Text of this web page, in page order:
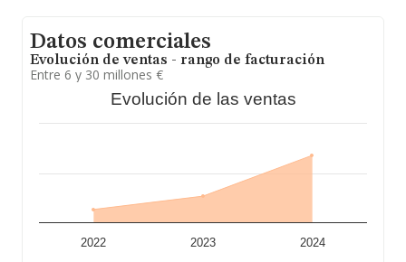
comercio al por menor y alquiler de aparatos
electrónicos, electrodomésticos y telecomunicaciones
para hospitales y centros sanitarios. Se ha posicionado
más abajo en el ranking de sectores frente al 2024, sin
embargo, frente al 2024, en el ranking nacional, de
experimentado una mejora.
Datos comerciales
Evolución de ventas - rango de facturación
Entre 6 y 30 millones €
Evolución de las ventas
2022 2023 2024